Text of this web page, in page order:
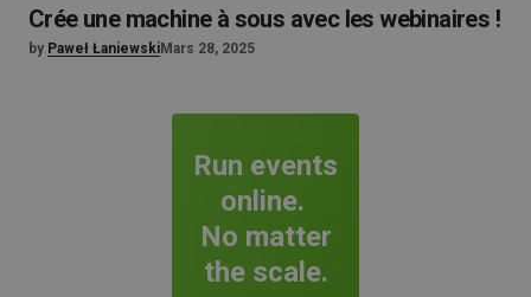
Crée une machine à sous avec les webinaires !
by Paweł ŁaniewskiMars 28, 2025
Run events
online.
No matter
the scale.